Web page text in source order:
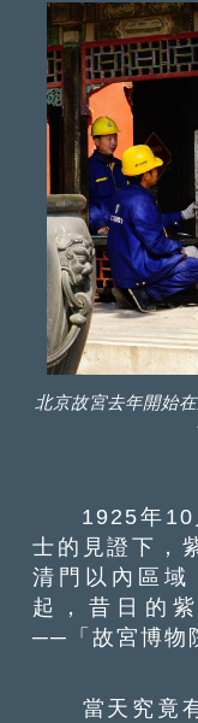
北京故宮去年開始
1925年10月
士的見證下，
清門以內區域
起，昔日的
──「故宮博物
當天究竟有